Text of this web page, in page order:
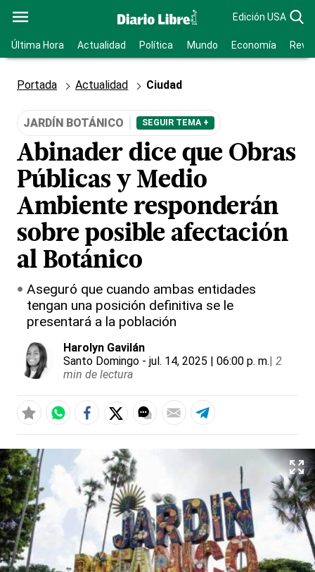
Edición USA
Última Hora Actualidad Política Mundo Economía
Portada Actualidad Ciudad
JARDÍN BOTÁNICO SEGUIR TEMA +
Abinader dice que Obras
Públicas y Medio
Ambiente responderán
sobre posible afectación
al Botánico
Aseguró que cuando ambas entidades
tengan una posición definitiva se le
presentará a la población
Harolyn Gavilán
Santo Domingo - jul. 14, 2025 | 06:00 p. m.| 2
min de lectura